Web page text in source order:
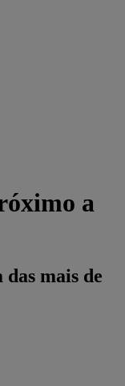
a
das mais de